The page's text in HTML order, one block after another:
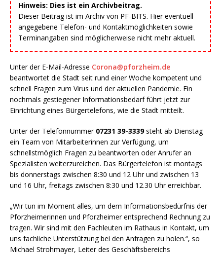
Hinweis: Dies ist ein Archivbeitrag.
Dieser Beitrag ist im Archiv von PF-BITS. Hier eventuell
angegebene Telefon- und Kontaktmöglichkeiten sowie
Terminangaben sind möglicherweise nicht mehr aktuell.
Unter der E-Mail-Adresse Corona@pforzheim.de
beantwortet die Stadt seit rund einer Woche kompetent und
schnell Fragen zum Virus und der aktuellen Pandemie. Ein
nochmals gestiegener Informationsbedarf führt jetzt zur
Einrichtung eines Bürgertelefons, wie die Stadt mitteilt.
Unter der Telefonnummer 07231 39-3339steht ab Dienstag
ein Team von Mitarbeiterinnen zur Verfügung, um
schnellstmöglich Fragen zu beantworten oder Anrufer an
Spezialisten weiterzureichen. Das Bürgertelefon ist montags
bis donnerstags zwischen 8:30 und 12 Uhr und zwischen 13
und 16 Uhr, freitags zwischen 8:30 und 12.30 Uhr erreichbar.
„Wir tun im Moment alles, um dem Informationsbedürfnis der
Pforzheimerinnen und Pforzheimer entsprechend Rechnung zu
tragen. Wir sind mit den Fachleuten im Rathaus in Kontakt, um
uns fachliche Unterstützung bei den Anfragen zu holen.“, so
Michael Strohmayer, Leiter des Geschäftsbereichs